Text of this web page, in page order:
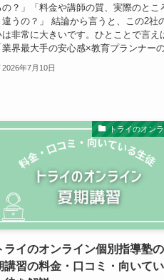
の？」「料金や講師の質、実際のとこ
違うの？」 結論から言うと、この2社
は非常に大きいです。ひとことで言え
業界最大手の安心感×教育プランナーの
2026年7月10日
トライのオン
ライのオンライン個別指導塾
講習の料金・口コミ・向いて